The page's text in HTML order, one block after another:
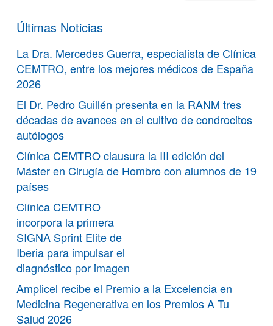
Últimas Noticias
La Dra. Mercedes Guerra, especialista de Clínica
CEMTRO, entre los mejores médicos de España
2026
El Dr. Pedro Guillén presenta en la RANM tres
décadas de avances en el cultivo de condrocitos
autólogos
Clínica CEMTRO clausura la III edición del
Máster en Cirugía de Hombro con alumnos de 19
países
Clínica CEMTRO
incorpora la primera
SIGNA Sprint Elite de
Iberia para impulsar el
diagnóstico por imagen
Amplicel recibe el Premio a la Excelencia en
Medicina Regenerativa en los Premios A Tu
Salud 2026